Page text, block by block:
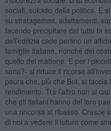
sociali, suicidio della politica. E
su stratagemmi, adattamenti,
facendo precipitare del tutto la
dell’edilizia cade perfino un
famiglie italiane, nonché dei
quello del mattone. E per i
sono?- si riduce il ricorso
paura che, più che Bot, si
rendimento. Tra l’altro non si
che gli italiani hanno del loro
una rincorsa al ribasso. Cresce
di noi a vedere il futuro come